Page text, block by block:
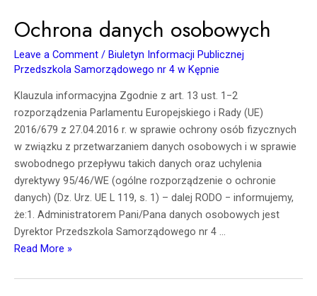
Ochrona danych osobowych
Leave a Comment / Biuletyn Informacji Publicznej
Przedszkola Samorządowego nr 4 w Kępnie
Klauzula informacyjna Zgodnie z art. 13 ust. 1−2
rozporządzenia Parlamentu Europejskiego i Rady (UE)
2016/679 z 27.04.2016 r. w sprawie ochrony osób fizycznych
w związku z przetwarzaniem danych osobowych i w sprawie
swobodnego przepływu takich danych oraz uchylenia
dyrektywy 95/46/WE (ogólne rozporządzenie o ochronie
danych) (Dz. Urz. UE L 119, s. 1) – dalej RODO − informujemy,
że:1. Administratorem Pani/Pana danych osobowych jest
Dyrektor Przedszkola Samorządowego nr 4 …
Ochrona
danych
osobowych
Read More »